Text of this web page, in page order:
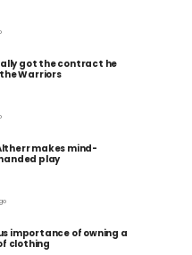
got the contract he
Warriors
makes mind-
play
importance of owning a
clothing